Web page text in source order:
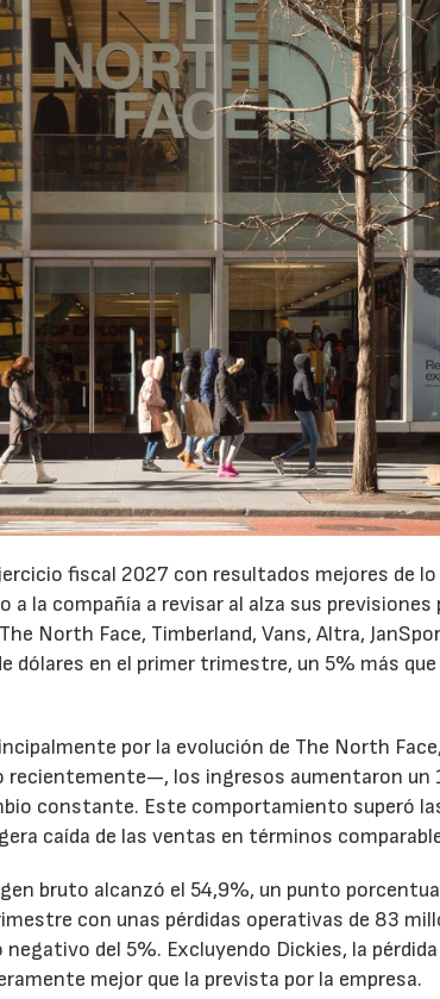
fiscal 2027 con resultados mejores de
a la compañía a revisar al alza sus
North Face, Timberland, Vans, Altra,
dólares en el primer trimestre, un 5% más
por la evolución de The North
los ingresos aumentaron un
constante. Este comportamiento superó
caída de las ventas en términos
bruto alcanzó el 54,9%, un punto
con unas pérdidas operativas de 83
del 5%. Excluyendo Dickies, la
mejor que la prevista por la empresa.